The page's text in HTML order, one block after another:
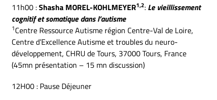
11h00 :Shasha MOREL-KOHLMEYER1,2: Le vieillissement
cognitif et somatique dans l’autisme
1Centre Ressource Autisme région Centre-Val de Loire,
Centre d’Excellence Autisme et troubles du neuro-
développement, CHRU de Tours, 37000 Tours, France
(45mn présentation – 15 mn discussion)
12H00 : Pause Déjeuner